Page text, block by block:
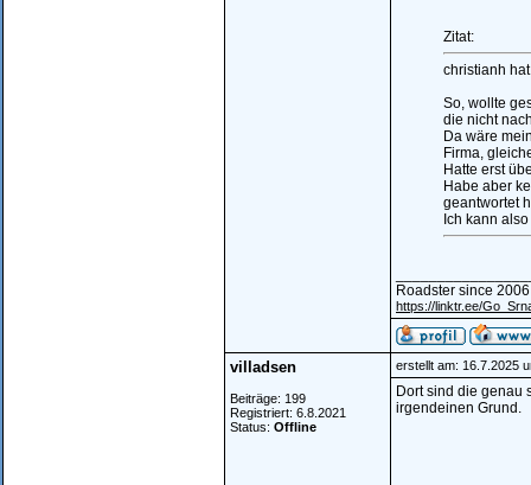
Zitat:
christianh
So, wollte
die nicht
Da wäre
Firma,
Hatte erst
Habe aber
geantwortet
Ich kann
Roadster since
https://linktr.ee/
villadsen
Beiträge: 199
Registriert: 6.8.2021
Status: Offline
erstellt am: 16.7.2025
Dort sind die genau
irgendeinen Grund.